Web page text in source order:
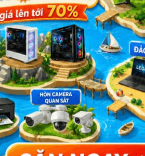
HDD Western 4TB (Purple)
Liên hệ